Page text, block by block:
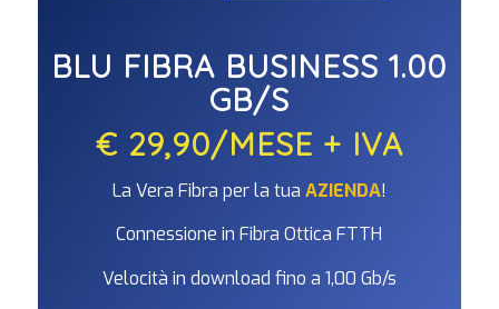
BLU FIBRA BUSINESS 1.00
GB/S
€ 29,90/MESE + IVA
La Vera Fibra per la tua AZIENDA!
Connessione in Fibra Ottica FTTH
Velocità in download fino a 1,00 Gb/s